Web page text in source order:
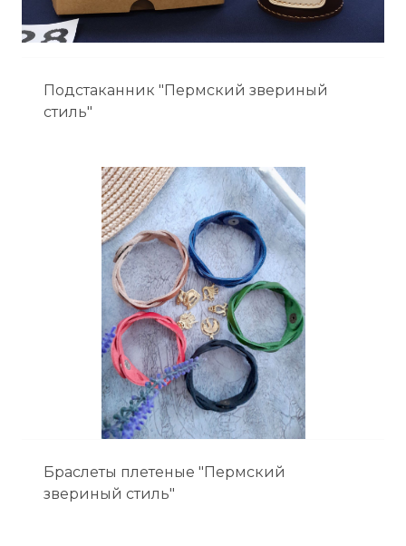
Подстаканник "Пермский звериный
стиль"
Браслеты плетеные "Пермский
звериный стиль"